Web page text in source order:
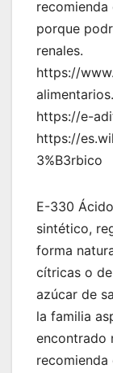
recomienda
porque
renales.
https://
https://e-
https://
3%B3rbico
E-330
sintético,
forma
cítricas o
azúcar de
la familia
encontrado